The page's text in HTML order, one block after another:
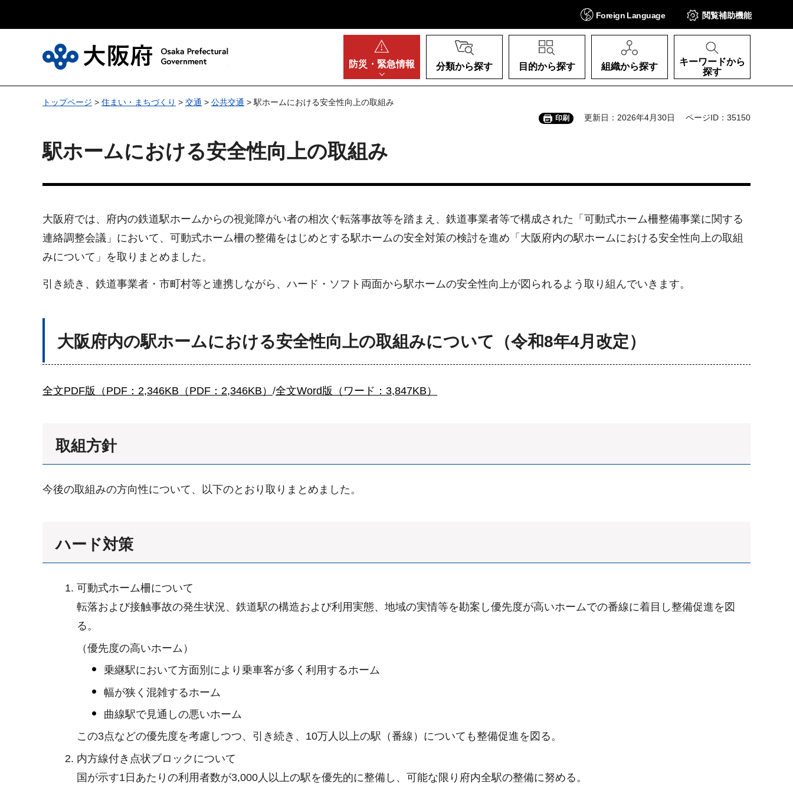
Foreign Language 閲覧補助機能
防災・ 緊急情報 分類から探す 目的から探す 組織から探す
キーワードから
探す
トップページ > 住まい・まちづくり > 交通 > 公共交通 > 駅ホームにおける安全性向上の取組み
印刷 更新日：2026年4月30日 ページID：35150
駅ホームにおける安全性向上の取組み
大阪府では、府内の鉄道駅ホームからの視覚障がい者の相次ぐ転落事故等を踏まえ、鉄道事業者等で構成された「可動式ホーム柵整備事業に関する
連絡調整会議」において、可動式ホーム柵の整備をはじめとする駅ホームの安全対策の検討を進め「大阪府内の駅ホームにおける安全性向上の取組
みについて」を取りまとめました。
引き続き、鉄道事業者・市町村等と連携しながら、ハード・ソフト両面から駅ホームの安全性向上が図られるよう取り組んでいきます。
大阪府内の駅ホームにおける安全性向上の取組みについて（令和8年4月改定）
全文PDF版（PDF：2,346KB（PDF：2,346KB） /全文Word版（ワード：3,847KB）
取組方針
今後の取組みの方向性について、以下のとおり取りまとめました。
ハード対策
可動式ホーム柵について
転落および接触事故の発生状況、鉄道駅の構造および利用実態、地域の実情等を勘案し優先度が高いホームでの番線に着目し整備促進を図
る。
（優先度の高いホーム）
乗継駅において方面別により乗車客が多く利用するホーム
幅が狭く混雑するホーム
曲線駅で見通しの悪いホーム
この3点などの優先度を考慮しつつ、引き続き、10万人以上の駅（番線）についても整備促進を図る。
内方線付き点状ブロックについて
国が示す1日あたりの利用者数が3,000人以上の駅を優先的に整備し、可能な限り府内全駅の整備に努める。